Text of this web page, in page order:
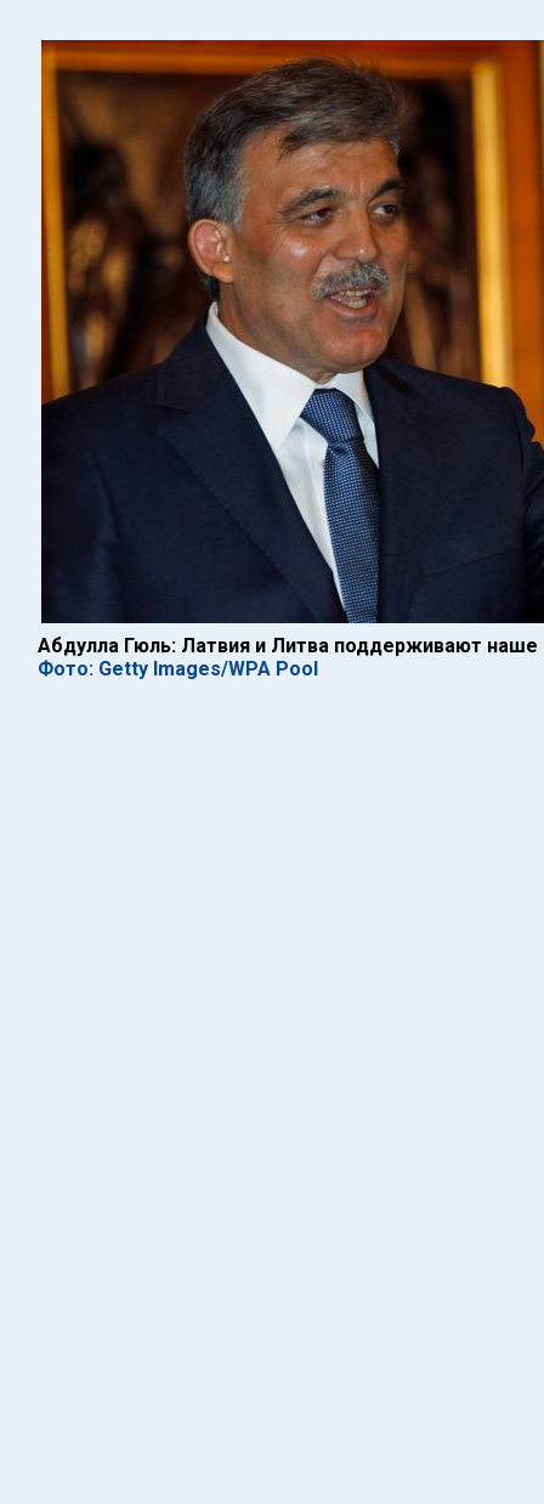
Абдулла Гюль: Латвия и Литва поддерживают наше
Фото: Getty Images/WPA Pool